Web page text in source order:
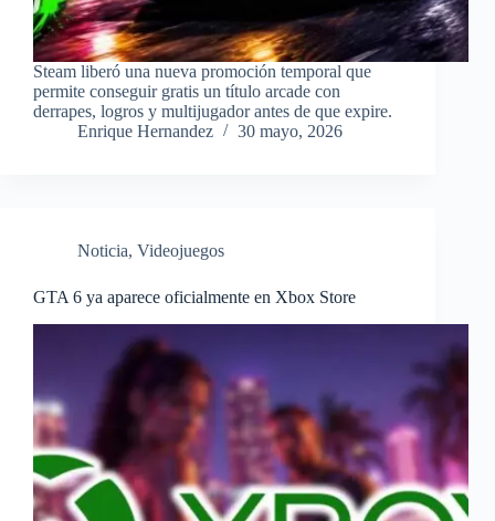
Steam liberó una nueva promoción temporal que
permite conseguir gratis un título arcade con
derrapes, logros y multijugador antes de que expire.
Enrique Hernandez
30 mayo, 2026
Noticia, Videojuegos
GTA 6 ya aparece oficialmente en Xbox Store